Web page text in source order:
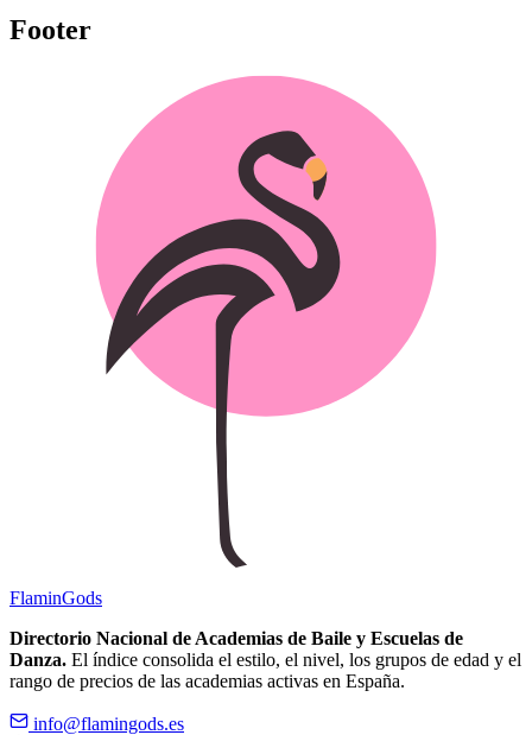
Footer
FlaminGods
Directorio Nacional de Academias de Baile y Escuelas de
Danza. El índice consolida el estilo, el nivel, los grupos de edad y el
rango de precios de las academias activas en España.
info@flamingods.es